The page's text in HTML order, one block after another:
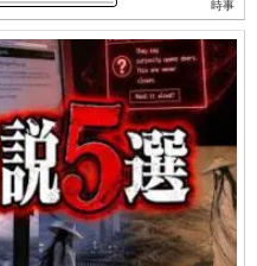
時事